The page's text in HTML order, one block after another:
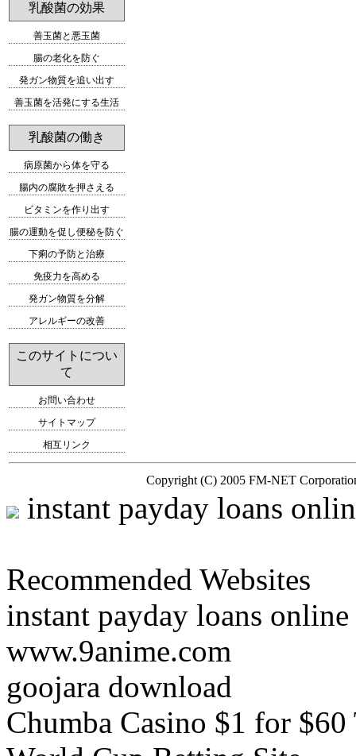
乳酸菌の効果
善玉菌と悪玉菌
腸の老化を防ぐ
発ガン物質を追い出す
善玉菌を活発にする生活
乳酸菌の働き
病原菌から体を守る
腸内の腐敗を押さえる
ビタミンを作り出す
腸の運動を促し便秘を防ぐ
下痢の予防と治療
免疫力を高める
発ガン物質を分解
アレルギーの改善
このサイトについ
て
お問い合わせ
サイトマップ
相互リンク
Copyright (C) 2005 FM-NET
instant payday loans
Recommended Websites
instant payday loans
www.9anime.com
goojara download
Chumba Casino $1 for $60